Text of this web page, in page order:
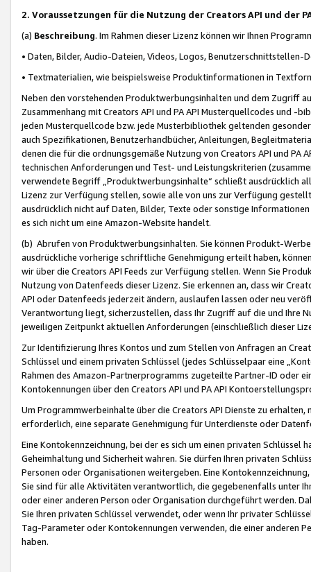
2. Voraussetzungen für die Nutzung der Creators API und der
(a) Beschreibung. Im Rahmen dieser Lizenz können wir Ihnen
• Daten, Bilder, Audio-Dateien, Videos, Logos, Benutzerschnittstellen-
• Textmaterialien, wie beispielsweise Produktinformationen in
Neben den vorstehenden Produktwerbungsinhalten und dem Zugriff
Zusammenhang mit Creators API und PA API Musterquellcodes und
jeden Musterquellcode bzw. jede Musterbibliothek geltenden
auch Spezifikationen, Benutzerhandbücher, Anleitungen,
denen die für die ordnungsgemäße Nutzung von Creators API und PA
technischen Anforderungen und Test- und Leistungskriterien
verwendete Begriff „Produktwerbungsinhalte“ schließt ausdrücklich
Lizenz zur Verfügung stellen, sowie alle von uns zur Verfügung
ausdrücklich nicht auf Daten, Bilder, Texte oder sonstige
es sich nicht um eine Amazon-Website handelt.
(b) Abrufen von Produktwerbungsinhalten. Sie können Produkt-
ausdrückliche vorherige schriftliche Genehmigung erteilt haben,
wir über die Creators API Feeds zur Verfügung stellen. Wenn Sie
Nutzung von Datenfeeds dieser Lizenz. Sie erkennen an, dass wir
API oder Datenfeeds jederzeit ändern, auslaufen lassen oder neu
Verantwortung liegt, sicherzustellen, dass Ihr Zugriff auf die und Ihre
jeweiligen Zeitpunkt aktuellen Anforderungen (einschließlich dieser
Zur Identifizierung Ihres Kontos und zum Stellen von Anfragen an
Schlüssel und einem privaten Schlüssel (jedes Schlüsselpaar eine
Rahmen des Amazon-Partnerprogramms zugeteilte Partner-ID oder
Kontokennungen über den Creators API und PA API
Um Programmwerbeinhalte über die Creators API Dienste zu
erforderlich, eine separate Genehmigung für Unterdienste oder
Eine Kontokennzeichnung, bei der es sich um einen privaten
Geheimhaltung und Sicherheit wahren. Sie dürfen Ihren privaten
Personen oder Organisationen weitergeben. Eine
Sie sind für alle Aktivitäten verantwortlich, die gegebenenfalls unter
oder einer anderen Person oder Organisation durchgeführt werden.
Sie Ihren privaten Schlüssel verwendet, oder wenn Ihr privater
Tag-Parameter oder Kontokennungen verwenden, die einer anderen
haben.